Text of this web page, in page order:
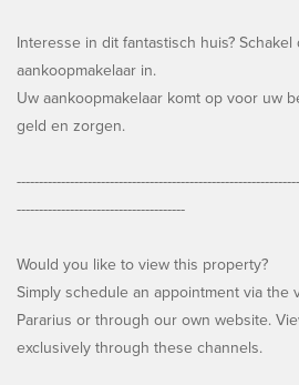
Interesse in dit fantastisch huis?
aankoopmakelaar in.
Uw aankoopmakelaar komt op voor uw
geld en zorgen.
--------------------------------------
Would you like to view this property?
Simply schedule an appointment via the
Pararius or through our own website.
exclusively through these channels.